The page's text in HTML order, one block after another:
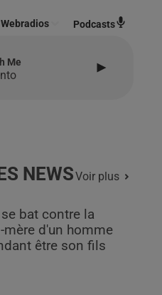
Webradios Podcasts
Me
NEWSVoir plus
bat contre la
mère d'un homme
être son fils